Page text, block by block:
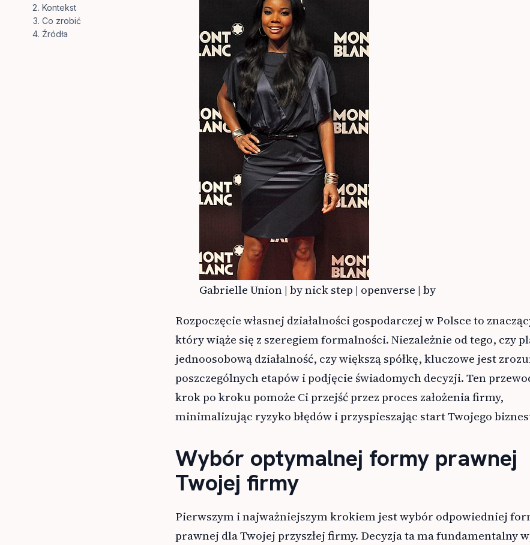
Kontekst
Co zrobić
Źródła
Gabrielle Union | by nick step | openverse | by
Rozpoczęcie własnej działalności gospodarczej w Polsce to
który wiąże się z szeregiem formalności. Niezależnie od tego, czy
jednoosobową działalność, czy większą spółkę, kluczowe jest
poszczególnych etapów i podjęcie świadomych decyzji. Ten
krok po kroku pomoże Ci przejść przez proces założenia firmy,
minimalizując ryzyko błędów i przyspieszając start Twojego
Wybór optymalnej formy prawnej
Twojej firmy
Pierwszym i najważniejszym krokiem jest wybór odpowiedniej
prawnej dla Twojej przyszłej firmy. Decyzja ta ma fundamentalny